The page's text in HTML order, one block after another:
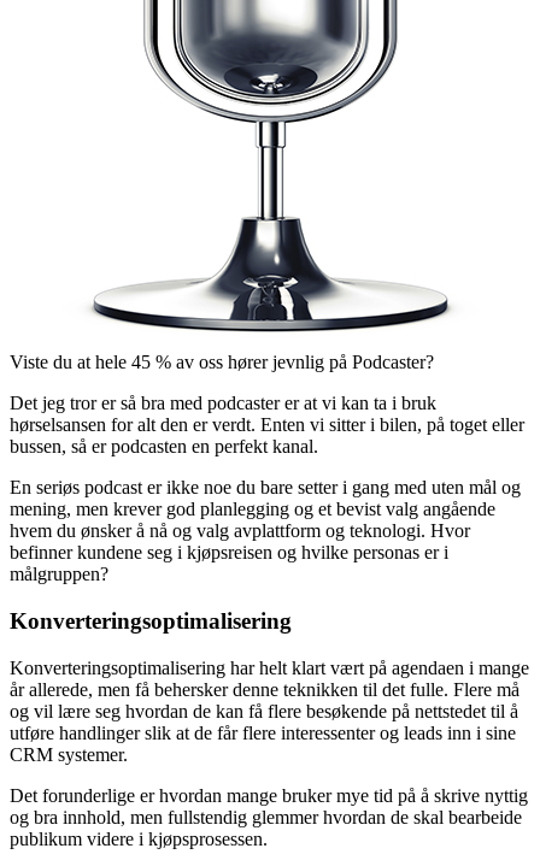
Viste du at hele 45 % av oss hører jevnlig på Podcaster?
Det jeg tror er så bra med podcaster er at vi kan ta i bruk
hørselsansen for alt den er verdt. Enten vi sitter i bilen, på toget eller
bussen, så er podcasten en perfekt kanal.
En seriøs podcast er ikke noe du bare setter i gang med uten mål og
mening, men krever god planlegging og et bevist valg angående
hvem du ønsker å nå og valg avplattform og teknologi. Hvor
befinner kundene seg i kjøpsreisen og hvilke personas er i
målgruppen?
Konverteringsoptimalisering
Konverteringsoptimalisering har helt klart vært på agendaen i mange
år allerede, men få behersker denne teknikken til det fulle. Flere må
og vil lære seg hvordan de kan få flere besøkende på nettstedet til å
utføre handlinger slik at de får flere interessenter og leads inn i sine
CRM systemer.
Det forunderlige er hvordan mange bruker mye tid på å skrive nyttig
og bra innhold, men fullstendig glemmer hvordan de skal bearbeide
publikum videre i kjøpsprosessen.